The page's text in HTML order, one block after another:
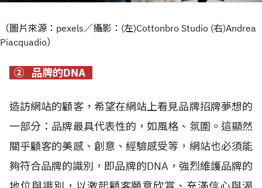
（圖片來源：pexels／攝影：(左)Cottonbro Studio (右)Andrea
Piacquadio）
② 品牌的DNA
造訪網站的顧客，希望在網站上看見品牌招牌夢想的
一部分：品牌最具代表性的，如風格、氛圍。這顯然
關乎顧客的美感、創意、經驗感受等，網站也必須能
夠符合品牌的識別，即品牌的DNA，強烈維護品牌的